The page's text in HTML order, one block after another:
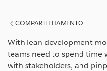
COMPARTILHAMENTO
With lean development
teams need to spend time
with stakeholders, and